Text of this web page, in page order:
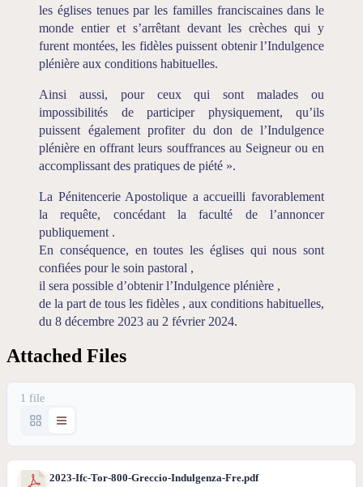
les églises tenues par les familles franciscaines dans le
monde entier et s’arrêtant devant les crèches qui y
furent montées, les fidèles puissent obtenir l’Indulgence
plénière aux conditions habituelles.
Ainsi aussi, pour ceux qui sont malades ou
impossibilités de participer physiquement, qu’ils
puissent également profiter du don de l’Indulgence
plénière en offrant leurs souffrances au Seigneur ou en
accomplissant des pratiques de piété ».
La Pénitencerie Apostolique a accueilli favorablement
la requête, concédant la faculté de l’annoncer
publiquement .
En conséquence, en toutes les églises qui nous sont
confiées pour le soin pastoral ,
il sera possible d’obtenir l’Indulgence plénière ,
de la part de tous les fidèles , aux conditions habituelles,
du 8 décembre 2023 au 2 février 2024.
Attached Files
1 file
2023-Ifc-Tor-800-Greccio-Indulgenza-Fre.pdf